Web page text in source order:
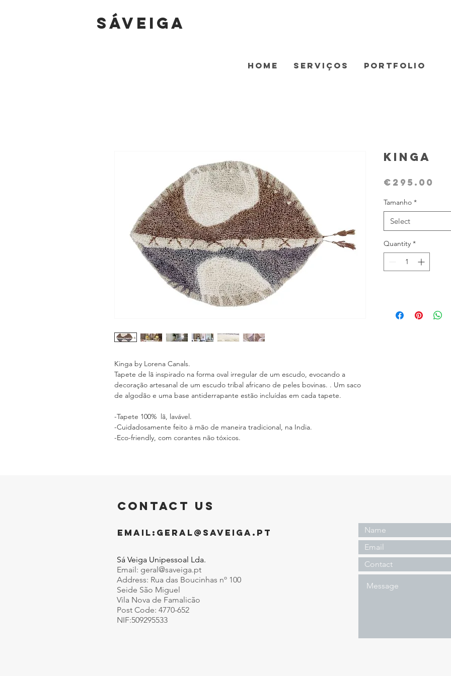
sáVEIGA
Home Serviços Portfolio
Kinga by Lorena Canals.
Tapete de lã inspirado na forma oval irregular de um escudo, evocando a
decoração artesanal de um escudo tribal africano de peles bovinas. . Um saco
de algodão e uma base antiderrapante estão incluídas em cada tapete.
-Tapete 100% lã, lavável.
-Cuidadosamente feito à mão de maneira tradicional, na India.
-Eco-friendly, com corantes não tóxicos.
Kinga
€295.00
Tamanho *
Select
Quantity *
CONTACT US
EMAIL: GERAL@SAVEIGA.PT
Sá Veiga Unipessoal Lda.
Email: geral@saveiga.pt
Address: Rua das Boucinhas nº 100
Seide São Miguel
Vila Nova de Famalicão
Post Code: 4770-652
NIF:509295533